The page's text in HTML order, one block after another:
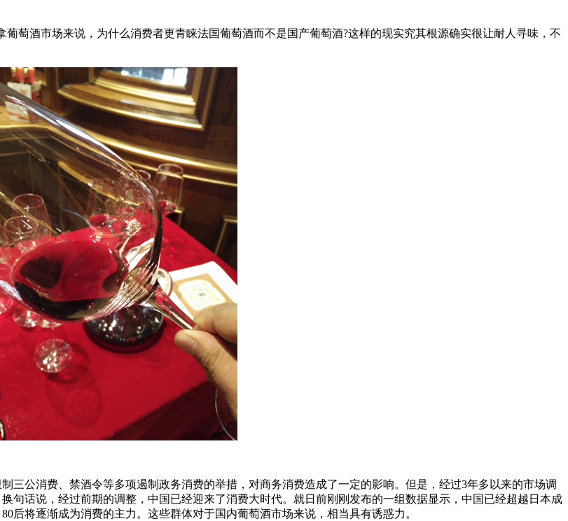
萄酒市场来说，为什么消费者更青睐法国葡萄酒而不是国产葡萄酒?这样的现实究其根源确实很让耐人寻味，不
三公消费、禁酒令等多项遏制政务消费的举措，对商务消费造成了一定的影响。但是，经过3年多以来的市场调
句话说，经过前期的调整，中国已经迎来了消费大时代。就日前刚刚发布的一组数据显示，中国已经超越日本成
后将逐渐成为消费的主力。这些群体对于国内葡萄酒市场来说，相当具有诱惑力。